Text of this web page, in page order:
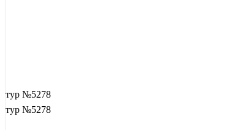
тур №5278
тур №5278